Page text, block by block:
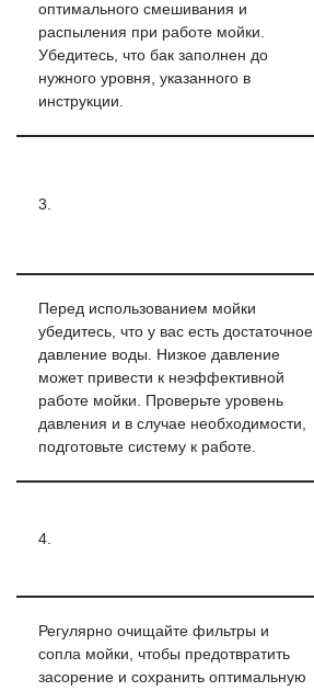
оптимального смешивания и
распыления при работе мойки.
Убедитесь, что бак заполнен до
нужного уровня, указанного в
инструкции.
3.
Перед использованием мойки
убедитесь, что у вас есть достаточное
давление воды. Низкое давление
может привести к неэффективной
работе мойки. Проверьте уровень
давления и в случае необходимости,
подготовьте систему к работе.
4.
Регулярно очищайте фильтры и
сопла мойки, чтобы предотвратить
засорение и сохранить оптимальную